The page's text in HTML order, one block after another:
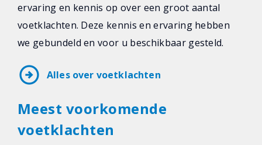
ervaring en kennis op over een groot aantal
voetklachten. Deze kennis en ervaring hebben
we gebundeld en voor u beschikbaar gesteld.
arrow_circle_right Alles over voetklachten
Meest voorkomende
voetklachten